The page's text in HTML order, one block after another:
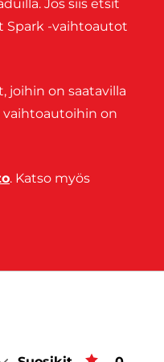
Jos siis etsit
Spark -vaihtoautot
joihin on saatavilla
vaihtoautoihin on
. Katso myös